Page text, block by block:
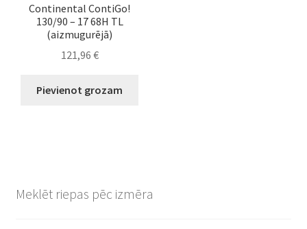
Continental ContiGo!
130/90 – 17 68H TL
(aizmugurējā)
121,96 €
Pievienot grozam
Meklēt riepas pēc izmēra